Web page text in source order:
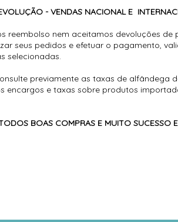
- VENDAS NACIONAL E
reembolso nem aceitamos devoluções de
seus pedidos e efetuar o pagamento,
selecionadas.
previamente as taxas de alfândega
encargos e taxas sobre produtos
BOAS COMPRAS E MUITO SUCESSO